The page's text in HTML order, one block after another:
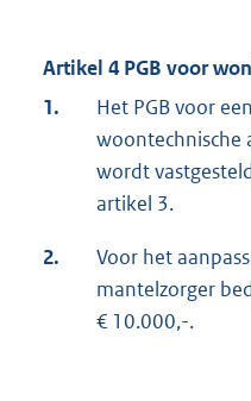
Artikel 4 PGB voor
1.
Het PGB voor
woontechnische
wordt
artikel 3.
2.
Voor het
mantelzorger
€ 10.000,-.